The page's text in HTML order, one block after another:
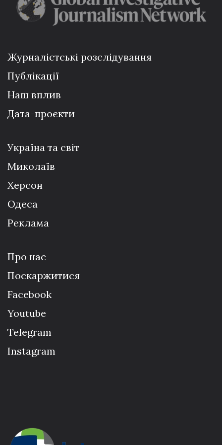
Журналістські розслідування
Публікації
Наш вплив
Дата-проєкти
Україна та світ
Миколаїв
Херсон
Одеса
Реклама
Про нас
Поскаржитися
Facebook
Youtube
Telegram
Instagram